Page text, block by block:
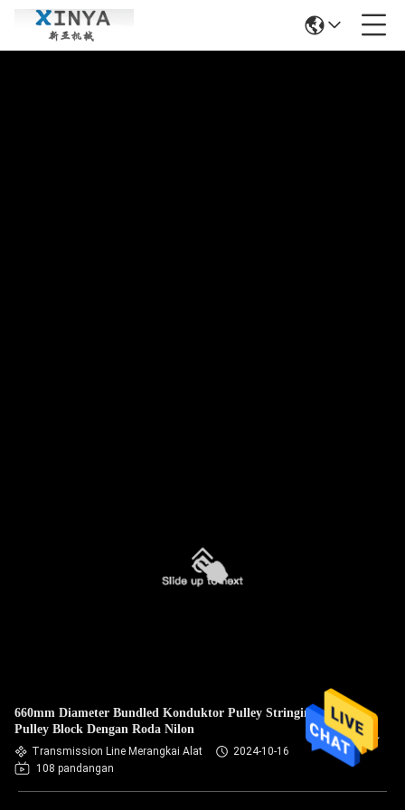
660mm Diameter Bundled Konduktor Pulley Stringing
Pulley Block Dengan Roda Nilon
Transmission Line Merangkai Alat
2024-10-16
108 pandangan